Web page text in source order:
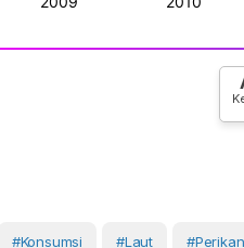
#Konsumsi #Laut